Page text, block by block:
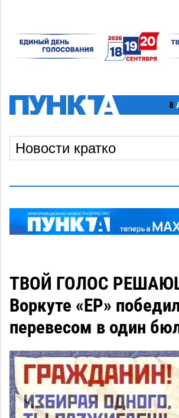
8
ТВОЙ ГОЛОС
Воркуте «ЕР»
перевесом в один